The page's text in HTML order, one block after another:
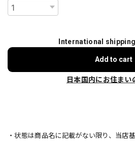
International
Add to cart
日本国内にお住まい
・状態は商品名に記載がない限り、当店